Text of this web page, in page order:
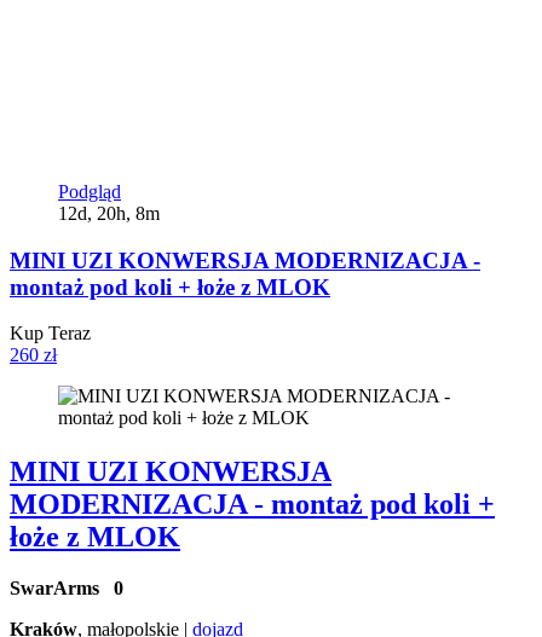
Podgląd
12d, 20h, 8m
MINI UZI KONWERSJA MODERNIZACJA -
montaż pod koli + łoże z MLOK
Kup Teraz
260 zł
MINI UZI KONWERSJA
MODERNIZACJA - montaż pod koli +
łoże z MLOK
SwarArms 0
Kraków, małopolskie | dojazd